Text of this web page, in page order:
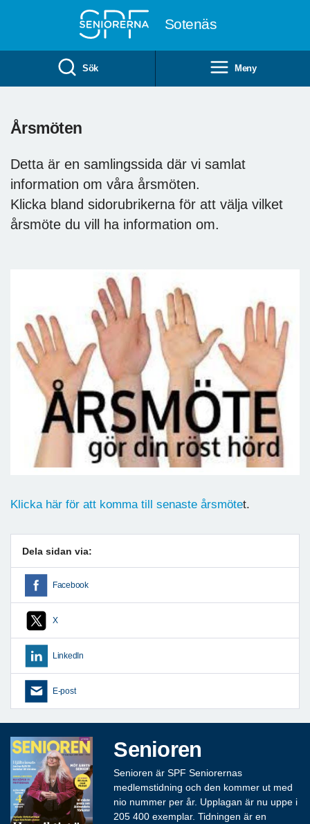
Sotenäs
Sök Meny
Årsmöten
Detta är en samlingssida där vi samlat
information om våra årsmöten.
Klicka bland sidorubrikerna för att välja vilket
årsmöte du vill ha information om.
Klicka här för att komma till senaste årsmötet.
Dela sidan via:
Facebook
X
LinkedIn
E-post
Senioren
Senioren är SPF Seniorernas
medlemstidning och den kommer ut med
nio nummer per år. Upplagan är nu uppe i
205 400 exemplar. Tidningen är en